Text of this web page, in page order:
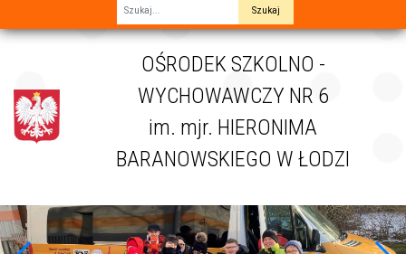
OŚRODEK SZKOLNO -
WYCHOWAWCZY NR 6
im. mjr. HIERONIMA
BARANOWSKIEGO W ŁODZI